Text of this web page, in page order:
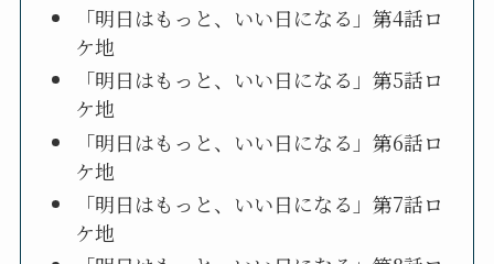
「明日はもっと、いい日になる」第4話ロ
ケ地
「明日はもっと、いい日になる」第5話ロ
ケ地
「明日はもっと、いい日になる」第6話ロ
ケ地
「明日はもっと、いい日になる」第7話ロ
ケ地